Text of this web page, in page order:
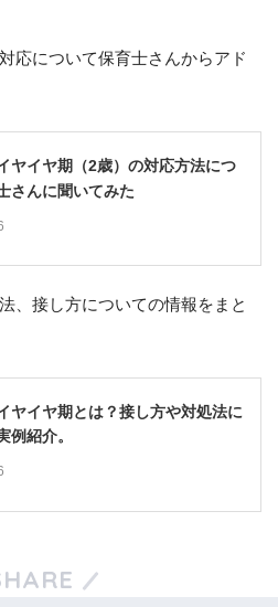
応について保育士さんからアド
ヤイヤ期（2歳）の対応方法につ
さんに聞いてみた
、接し方についての情報をまと
ヤイヤ期とは？接し方や対処法に
例紹介。